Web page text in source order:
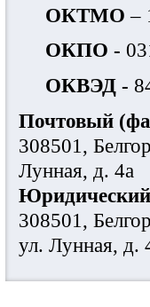
ОКТМО –
ОКПО -
ОКВЭД -
Почтовый
308501,
Лунная, д. 4а
308501,
ул. Лунная, д.